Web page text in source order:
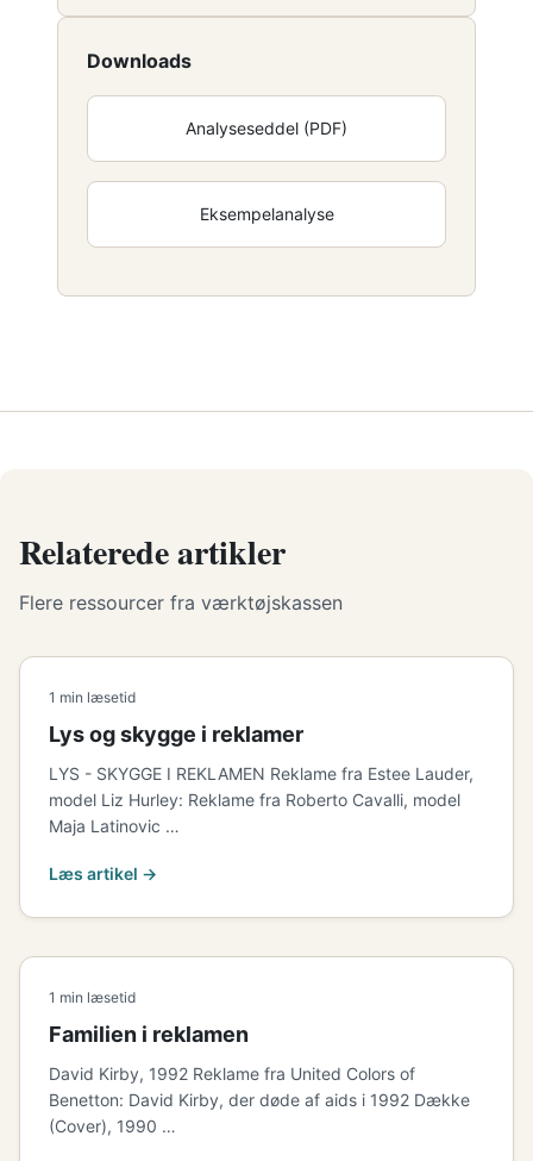
Downloads
Analyseseddel (PDF)
Eksempelanalyse
Relaterede artikler
Flere ressourcer fra værktøjskassen
1 min læsetid
Lys og skygge i reklamer
LYS - SKYGGE I REKLAMEN Reklame fra Estee Lauder,
model Liz Hurley: Reklame fra Roberto Cavalli, model
Maja Latinovic …
Læs artikel →
1 min læsetid
Familien i reklamen
David Kirby, 1992 Reklame fra United Colors of
Benetton: David Kirby, der døde af aids i 1992 Dække
(Cover), 1990 …